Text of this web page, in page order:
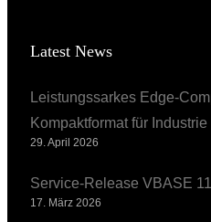
Latest News
Leistungssarkes Edge-
Kompaktformat für
29. April 2026
Service-Release VBASE
17. März 2026